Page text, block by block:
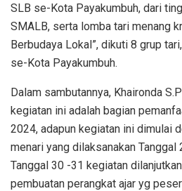
SLB se-Kota Payakumbuh, dari
SMALB, serta lomba tari menang
Berbudaya Lokal”, dikuti 8 grup
se-Kota Payakumbuh.
Dalam sambutannya, Khaironda
kegiatan ini adalah bagian
2024, adapun kegiatan ini dimulai
menari yang dilaksanakan Tanggal
Tanggal 30 -31 kegiatan
pembuatan perangkat ajar yg